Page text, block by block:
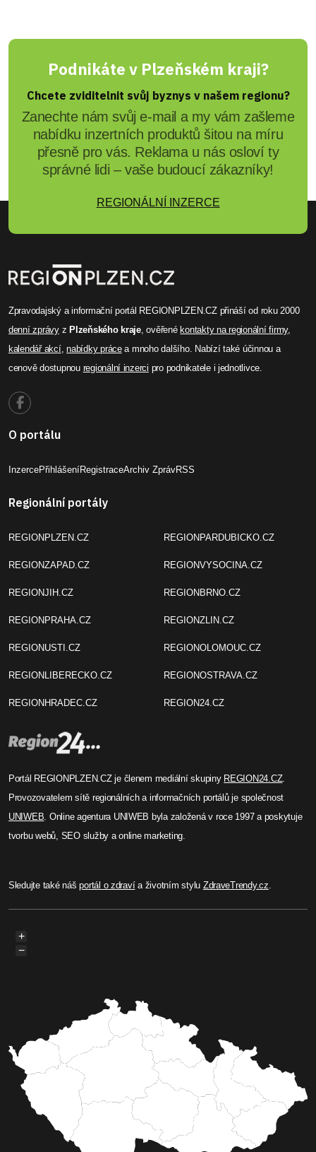
Podnikáte v Plzeňském kraji?
Chcete zviditelnit svůj byznys v našem regionu?
Zanechte nám svůj e-mail a my vám zašleme
nabídku inzertních produktů šitou na míru
přesně pro vás. Reklama u nás osloví ty
správné lidi – vaše budoucí zákazníky!
REGIONÁLNÍ INZERCE
Zpravodajský a informační portál REGIONPLZEN.CZ přináší od roku 2000
denní zprávyzPlzeňského kraje, ověřenékontakty na regionální firmy,
kalendář akcí,nabídky prácea mnoho dalšího. Nabízí také účinnou a
cenově dostupnou regionální inzerci pro podnikatele i jednotlivce.
O portálu
InzercePřihlášeníRegistraceArchiv ZprávRSS
Regionální portály
REGIONPLZEN.CZ
REGIONZAPAD.CZ
REGIONJIH.CZ
REGIONPRAHA.CZ
REGIONUSTI.CZ
REGIONLIBERECKO.CZ
REGIONHRADEC.CZ
REGIONPARDUBICKO.CZ
REGIONVYSOCINA.CZ
REGIONBRNO.CZ
REGIONZLIN.CZ
REGIONOLOMOUC.CZ
REGIONOSTRAVA.CZ
REGION24.CZ
Portál REGIONPLZEN.CZ je členem mediální skupiny REGION24.CZ.
Provozovatelem sítě regionálních a informačních portálů je společnost
UNIWEB . Online agentura UNIWEB byla založená v roce 1997 a poskytuje
tvorbu webů, SEO služby a online marketing.
Sledujte také nášportál o zdravía životním stylu ZdraveTrendy.cz
+
−